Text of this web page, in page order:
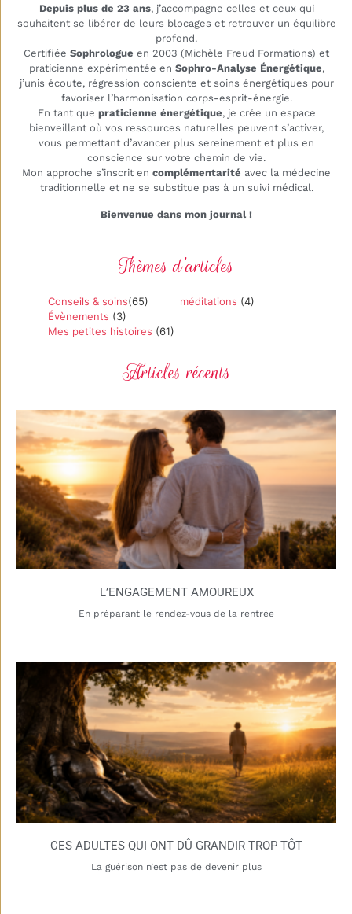
Depuis plus de 23 ans, j’accompagne celles et ceux qui
souhaitent se libérer de leurs blocages et retrouver un équilibre
profond.
Certifiée Sophrologue en 2003 (Michèle Freud Formations) et
praticienne expérimentée en Sophro-Analyse Énergétique,
j’unis écoute, régression consciente et soins énergétiques pour
favoriser l’harmonisation corps-esprit-énergie.
En tant que praticienne énergétique, je crée un espace
bienveillant où vos ressources naturelles peuvent s’activer,
vous permettant d’avancer plus sereinement et plus en
conscience sur votre chemin de vie.
Mon approche s’inscrit en complémentarité avec la médecine
traditionnelle et ne se substitue pas à un suivi médical.
Bienvenue dans mon journal !
Thèmes d’articles
Conseils & soins(65) méditations (4)
Évènements (3)
Mes petites histoires (61)
Articles récents
L’ENGAGEMENT AMOUREUX
En préparant le rendez-vous de la rentrée
CES ADULTES QUI ONT DÛ GRANDIR TROP TÔT
La guérison n’est pas de devenir plus